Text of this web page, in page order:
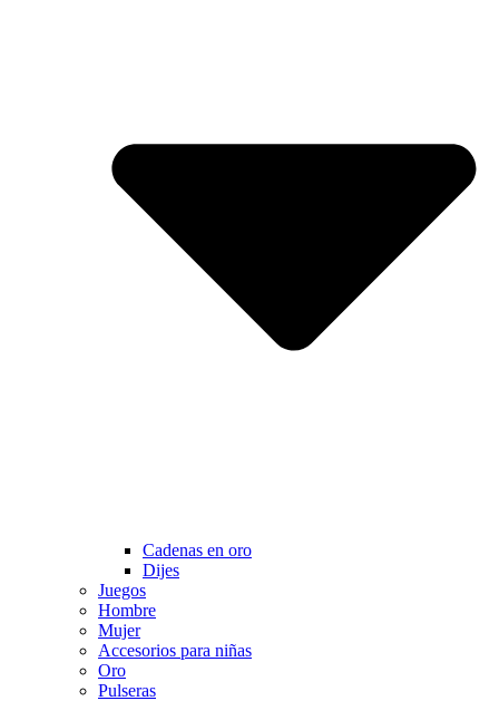
Cadenas en oro
Dijes
Juegos
Hombre
Mujer
Accesorios para niñas
Oro
Pulseras